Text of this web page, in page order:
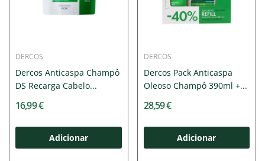
DERCOS
Dercos Anticaspa Champô
DS Recarga Cabelo...
16,99 €
Adicionar
DERCOS
Dercos Pack Anticaspa
Oleoso Champô 390ml +...
28,59 €
Adicionar